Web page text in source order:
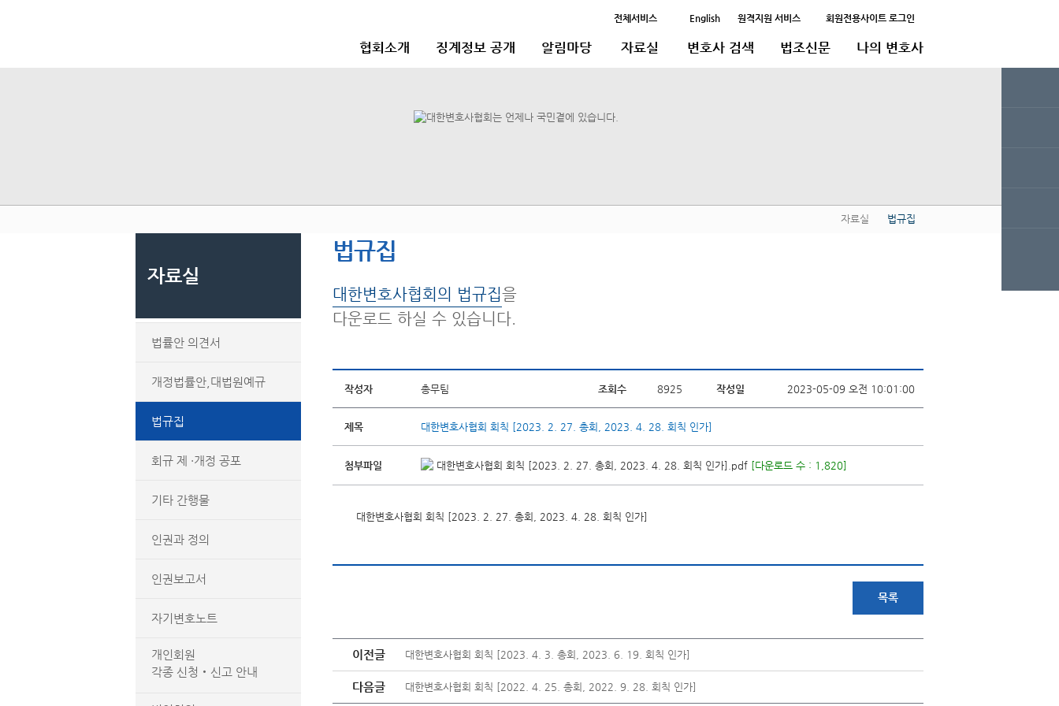
전체서비스 English 원격지원 서비스 회원전용사이트 로그인
협회소개 징계정보 공개 알림마당 자료실 변호사 검색 법조신문 나의 변호사
자료실 법규집
자료실
법률안 의견서
개정법률안,대법원예규
법규집
회규 제 ·개정 공포
기타 간행물
인권과 정의
인권보고서
자기변호노트
개인회원
각종 신청‧신고 안내
법규집
대한변호사협회의 법규집을
다운로드 하실 수 있습니다.
작성자 총무팀 조회수 8925 작성일 2023-05-09 오전 10:01:00
제목 대한변호사협회 회칙 [2023. 2. 27. 총회, 2023. 4. 28. 회칙 인가]
첨부파일 대한변호사협회 회칙 [2023. 2. 27. 총회, 2023. 4. 28. 회칙 인가].pdf [다운로드 수 : 1,820]
대한변호사협회 회칙 [2023. 2. 27. 총회, 2023. 4. 28. 회칙 인가]
목록
이전글 대한변호사협회 회칙 [2023. 4. 3. 총회, 2023. 6. 19. 회칙 인가]
다음글 대한변호사협회 회칙 [2022. 4. 25. 총회, 2022. 9. 28. 회칙 인가]